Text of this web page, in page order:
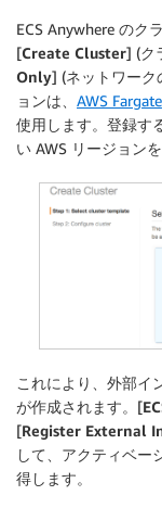
ECS Anywhere のク
[Create Cluster] (ク
Only] (ネットワーク
ョンは、 AWS Fargate
使用します。登録す
い AWS リージョン
これにより、外部イ
が作成されます。[
[Register External
して、アクティベー
得します。